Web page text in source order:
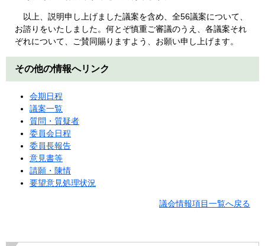
以上、説明申し上げました議案を含め、全56議案について、
お諮りをいたしました。何とぞ慎重ご審議のうえ、各議案それ
ぞれについて、ご賛同賜りますよう、お願い申し上げます。
その他の情報へリンク
会期日程
議案一覧
質問・質疑者
委員会日程
委員長報告
意見書等
請願・陳情
要望意見処理状況
議会情報項目一覧へ戻る